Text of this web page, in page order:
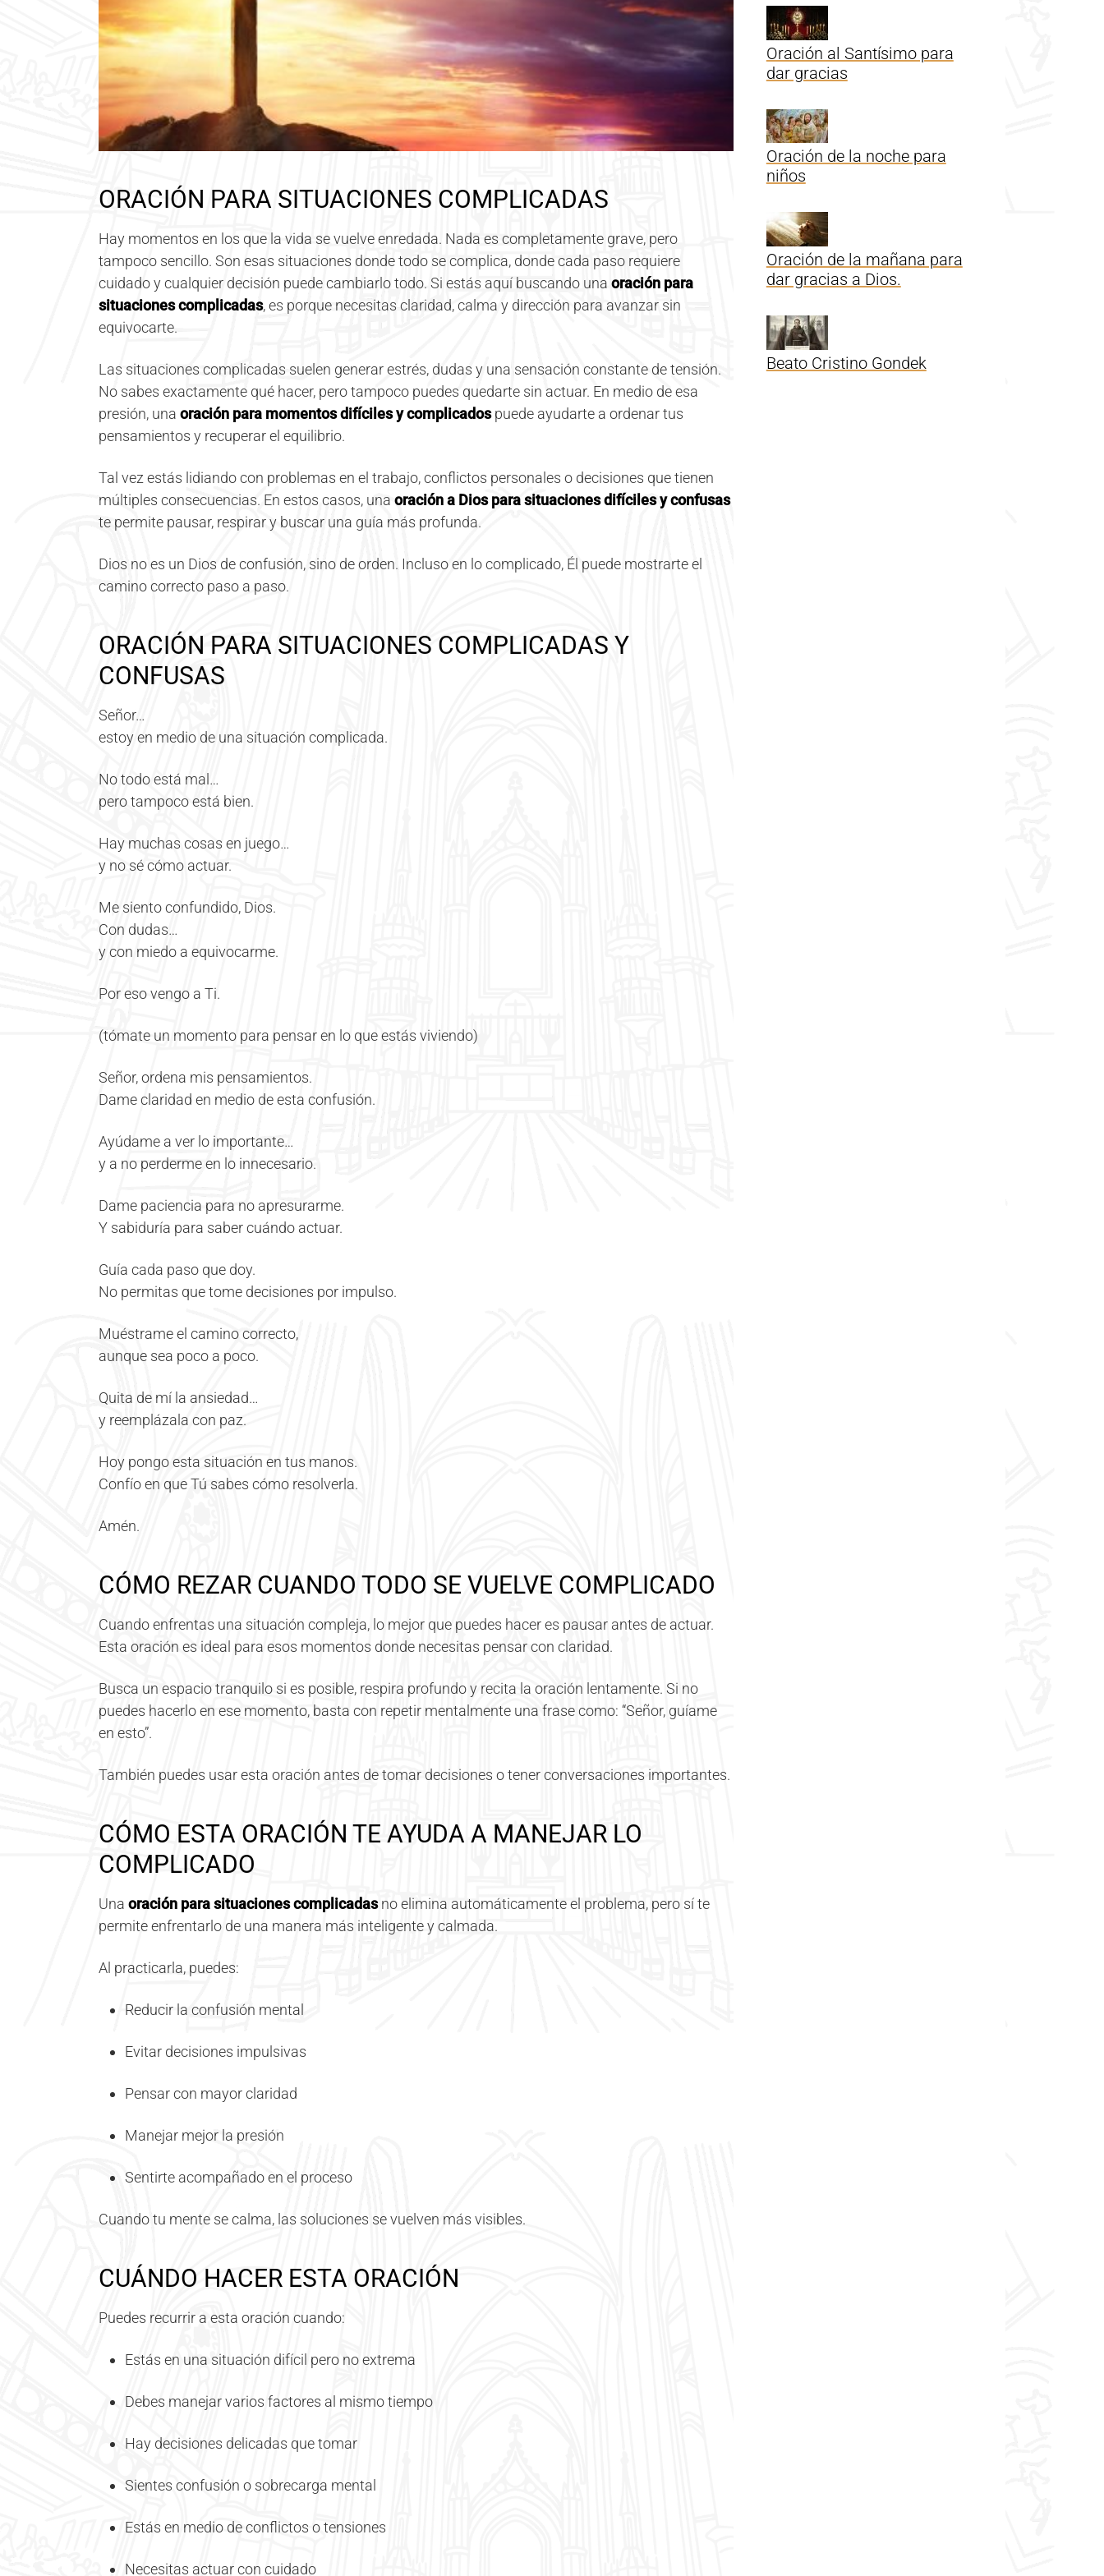
ORACIÓN PARA SITUACIONES COMPLICADAS
Hay momentos en los que la vida se vuelve enredada. Nada es completamente grave, pero
tampoco sencillo. Son esas situaciones donde todo se complica, donde cada paso requiere
cuidado y cualquier decisión puede cambiarlo todo. Si estás aquí buscando una oración para
situaciones complicadas, es porque necesitas claridad, calma y dirección para avanzar sin
equivocarte.
Las situaciones complicadas suelen generar estrés, dudas y una sensación constante de tensión.
No sabes exactamente qué hacer, pero tampoco puedes quedarte sin actuar. En medio de esa
presión, una oración para momentos difíciles y complicadospuede ayudarte a ordenar tus
pensamientos y recuperar el equilibrio.
Tal vez estás lidiando con problemas en el trabajo, conflictos personales o decisiones que tienen
múltiples consecuencias. En estos casos, una oración a Dios para situaciones difíciles y confusas
te permite pausar, respirar y buscar una guía más profunda.
Dios no es un Dios de confusión, sino de orden. Incluso en lo complicado, Él puede mostrarte el
camino correcto paso a paso.
ORACIÓN PARA SITUACIONES COMPLICADAS Y
CONFUSAS
Señor…
estoy en medio de una situación complicada.
No todo está mal…
pero tampoco está bien.
Hay muchas cosas en juego…
y no sé cómo actuar.
Me siento confundido, Dios.
Con dudas…
y con miedo a equivocarme.
Por eso vengo a Ti.
(tómate un momento para pensar en lo que estás viviendo)
Señor, ordena mis pensamientos.
Dame claridad en medio de esta confusión.
Ayúdame a ver lo importante…
y a no perderme en lo innecesario.
Dame paciencia para no apresurarme.
Y sabiduría para saber cuándo actuar.
Guía cada paso que doy.
No permitas que tome decisiones por impulso.
Muéstrame el camino correcto,
aunque sea poco a poco.
Quita de mí la ansiedad…
y reemplázala con paz.
Hoy pongo esta situación en tus manos.
Confío en que Tú sabes cómo resolverla.
Amén.
CÓMO REZAR CUANDO TODO SE VUELVE COMPLICADO
Cuando enfrentas una situación compleja, lo mejor que puedes hacer es pausar antes de actuar.
Esta oración es ideal para esos momentos donde necesitas pensar con claridad.
Busca un espacio tranquilo si es posible, respira profundo y recita la oración lentamente. Si no
puedes hacerlo en ese momento, basta con repetir mentalmente una frase como: “Señor, guíame
en esto”.
También puedes usar esta oración antes de tomar decisiones o tener conversaciones importantes.
CÓMO ESTA ORACIÓN TE AYUDA A MANEJAR LO
COMPLICADO
Una oración para situaciones complicadasno elimina automáticamente el problema, pero sí te
permite enfrentarlo de una manera más inteligente y calmada.
Al practicarla, puedes:
Reducir la confusión mental
Evitar decisiones impulsivas
Pensar con mayor claridad
Manejar mejor la presión
Sentirte acompañado en el proceso
Cuando tu mente se calma, las soluciones se vuelven más visibles.
CUÁNDO HACER ESTA ORACIÓN
Puedes recurrir a esta oración cuando:
Estás en una situación difícil pero no extrema
Debes manejar varios factores al mismo tiempo
Hay decisiones delicadas que tomar
Sientes confusión o sobrecarga mental
Estás en medio de conflictos o tensiones
Necesitas actuar con cuidado
Oración al Santísimo para
dar gracias
Oración de la noche para
niños
Oración de la mañana para
dar gracias a Dios.
Beato Cristino Gondek